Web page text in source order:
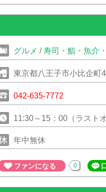
グルメ /寿司・鮨・魚介
東京都八王子市小比企町
そま1F
042-635-7772
11:30～15：00（ラスト
ーダー21：00）
年中無休
ファンになる 0